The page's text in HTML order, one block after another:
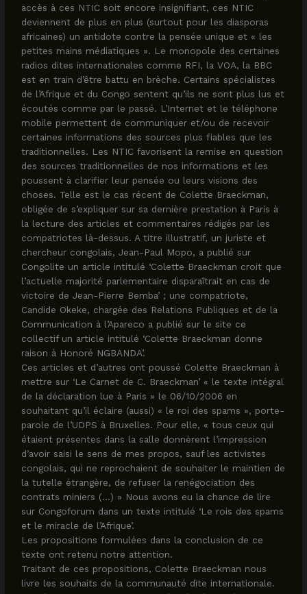
accès à ces NTIC soit encore insignifiant, ces NTIC
deviennent de plus en plus (surtout pour les diasporas
africaines) un antidote contre la pensée unique et « les
petites mains médiatiques ». Le monopole des certaines
radios dites internationales comme RFI, la VOA, la BBC
est en train d’être battu en brèche. Certains spécialistes
de l’Afrique et du Congo sentent qu’ils ne sont plus lus et
écoutés comme par le passé. L’Internet et le téléphone
mobile permettent de communiquer et/ou de recevoir
certaines informations des sources plus fiables que les
traditionnelles. Les NTIC favorisent la remise en question
des sources traditionnelles de nos informations et les
poussent à clarifier leur pensée ou leurs visions des
choses. Telle est le cas récent de Colette Braeckman,
obligée de s’expliquer sur sa dernière prestation à Paris à
la lecture des articles et commentaires rédigés par les
compatriotes là-dessus. A titre illustratif, un juriste et
chercheur congolais, Jean-Paul Mopo, a publié sur
Congolite un article intitulé ‘Colette Braeckman croit que
l’actuelle majorité parlementaire disparaîtrait en cas de
victoire de Jean-Pierre Bemba’ ; une compatriote,
Candide Okeke, chargée des Relations Publiques et de la
Communication à l’Apareco a publié sur le site ce
collectif un article intitulé ‘Colette Braeckman donne
raison à Honoré NGBANDA’.
Ces articles et d’autres ont poussé Colette Braeckman à
mettre sur ‘Le Carnet de C. Braeckman’ « le texte intégral
de la déclaration lue à Paris » le 06/10/2006 en
souhaitant qu’il éclaire (aussi) « le roi des spams », porte-
parole de l’UDPS à Bruxelles. Pour elle, « tous ceux qui
étaient présentes dans la salle donnèrent l’impression
d’avoir saisi le sens de mes propos, sauf les activistes
congolais, qui ne reprochaient de souhaiter le maintien de
la tutelle étrangère, de refuser la renégociation des
contrats miniers (…) » Nous avons eu la chance de lire
sur Congoforum dans un texte intitulé ‘Le rois des spams
et le miracle de l’Afrique’.
Les propositions formulées dans la conclusion de ce
texte ont retenu notre attention.
Traitant de ces propositions, Colette Braeckman nous
livre les souhaits de la communauté dite internationale.